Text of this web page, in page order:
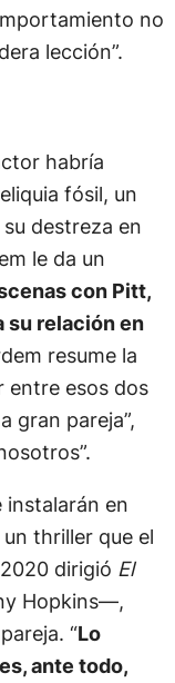
no
lección”.
habría
fósil, un
destreza en
le da un
con Pitt,
su relación en
resume la
entre esos dos
gran pareja”,
instalarán en
un thriller que el
dirigió El
Hopkins—,
“Lo
ante todo,